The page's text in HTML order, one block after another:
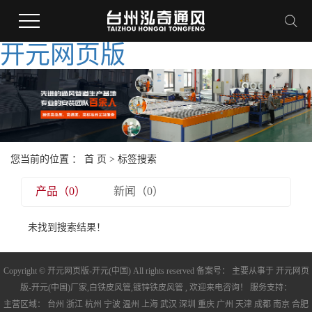
开元网页版
您当前的位置 ： 首 页 > 标签搜索
产品（0） 新闻（0）
未找到搜索结果！
Copyright © 开元网页版-开元(中国) All rights reserved 备案号： 主要从事于 开元网页
版-开元(中国)厂家, 白铁皮风管,镀锌铁皮风管 , 欢迎来电咨询！ 服务支持：
主营区域： 台州 浙江 杭州 宁波 温州 上海 武汉 深圳 重庆 广州 天津 成都 南京 合肥